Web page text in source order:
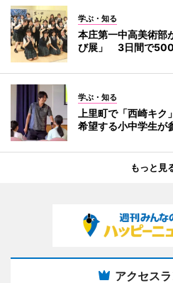
学ぶ・知る
本庄第一中高美術部
び展」 3日間で
学ぶ・知る
上里町で「西崎キ
希望する小中学生が
もっと見
アクセス